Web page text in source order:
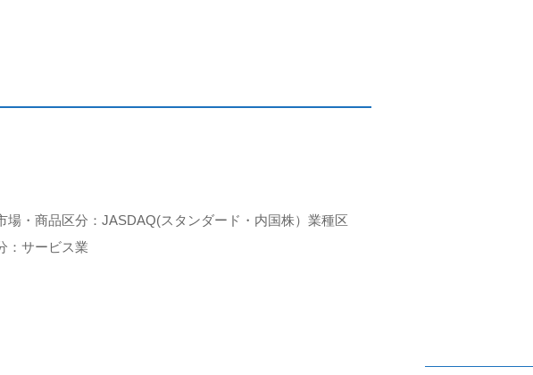
場・商品区分：JASDAQ(スタンダード・内国株）業種区
：サービス業